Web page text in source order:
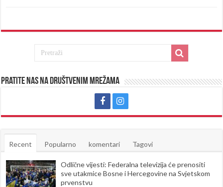
Pratite nas na društvenim mrežama
Recent Popularno komentari Tagovi
Odlične vijesti: Federalna televizija će prenositi
sve utakmice Bosne i Hercegovine na Svjetskom
prvenstvu